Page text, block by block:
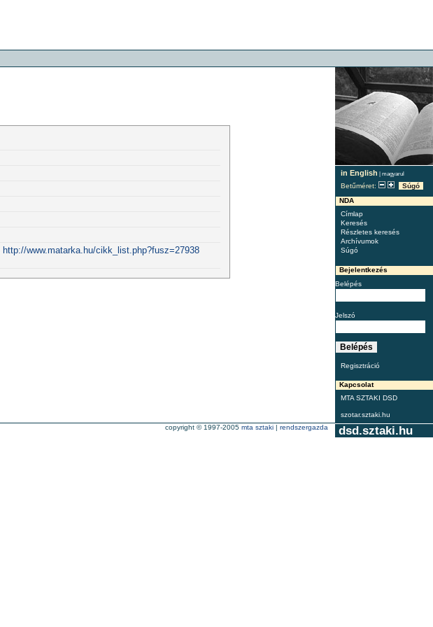
in English | magyarul
Betűméret:
Súgó
NDA
Címlap
Keresés
Részletes keresés
Archívumok
Súgó
Bejelentkezés
Belépés
Jelszó
Regisztráció
Kapcsolat
MTA SZTAKI DSD
szotar.sztaki.hu
http://www.matarka.hu/cikk_list.php?fusz=27938
dsd.sztaki.hu
copyright © 1997-2005 mta sztaki | rendszergazda